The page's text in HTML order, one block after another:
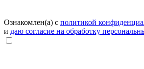
Ознакомлен(а) с политикой
и даю согласие на обработку